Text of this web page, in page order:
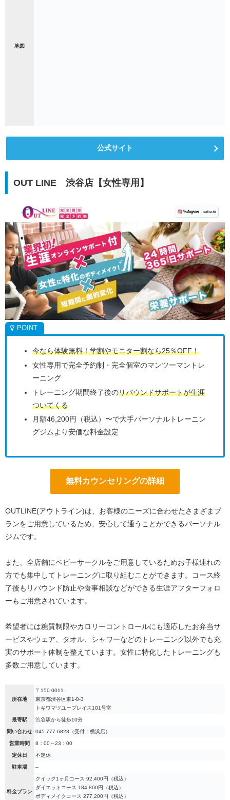
地図
公式サイト
OUT LINE 渋谷店【女性専用】
今なら体験無料！学割やモニター割なら25％OFF！
女性専用で完全予約制・完全個室のマンツーマントレ
ーニング
トレーニング期間終了後のリバウンドサポートが生涯
ついてくる
月額46,200円（税込）〜で大手パーソナルトレーニン
グジムより安価な料金設定
無料カウンセリングの詳細
OUTLINE(アウトライン)は、お客様のニーズに合わせたさまざまプ
ランをご用意しているため、安心して通うことができるパーソナル
ジムです。
また、全店舗にベビーサークルをご用意しているためお子様連れの
方でも集中してトレーニングに取り組むことができます。コース終
了後もリバウンド防止や食事相談などができる生涯アフターフォロ
ーもご用意されています。
希望者には糖質制限やカロリーコントロールにも適応したお弁当サ
ービスやウェア、タオル、シャワーなどのトレーニング以外でも充
実のサポート体制を整えています。女性に特化したトレーニングも
多数ご用意しています。
所在地
〒150-0011
東京都渋谷区東1-8-3
トキワマツユープレイス101号室
最寄駅 渋谷駅から徒歩10分
問い合わせ 045-777-6828（受付：横浜店）
営業時間 8：00～23：00
定休日 不定休
駐車場 –
料金プラン
クイック1ヶ月コース 92,400円（税込）
ダイエットコース 184,800円（税込）
ボディメイクコース 277,200円（税込）